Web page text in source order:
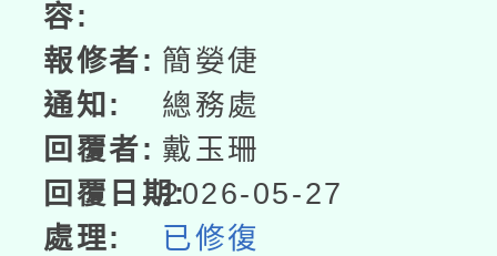
簡嫈倢
總務處
戴玉珊
2026-05-27
已修復